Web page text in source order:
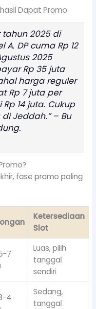
Dapat Promo
2025 di
DP cuma Rp 12
2025
Rp 35 juta
harga reguler
Rp 7 juta per
14 juta. Cukup
Jeddah.” – Bu
fase promo paling
Ketersediaan
Slot
7
Luas, pilih
tanggal
sendiri
4
Sedang,
tanggal